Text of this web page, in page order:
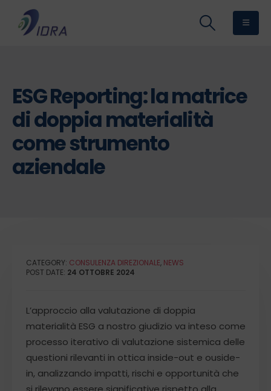
ESG Reporting: la matrice
di doppia materialità
come strumento
aziendale
CATEGORY: CONSULENZA DIREZIONALE, NEWS
POST DATE: 24 OTTOBRE 2024
L’approccio alla valutazione di doppia
materialità ESG a nostro giudizio va inteso come
processo iterativo di valutazione sistemica delle
questioni rilevanti in ottica inside-out e ouside-
in, analizzando impatti, rischi e opportunità che